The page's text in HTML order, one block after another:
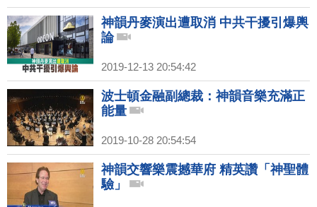
神韻丹麥演出遭取消 中共干擾引爆輿
論
2019-12-13 20:54:42
波士頓金融副總裁：神韻音樂充滿正
能量
2019-10-28 20:54:54
神韻交響樂震撼華府 精英讚「神聖體
驗」